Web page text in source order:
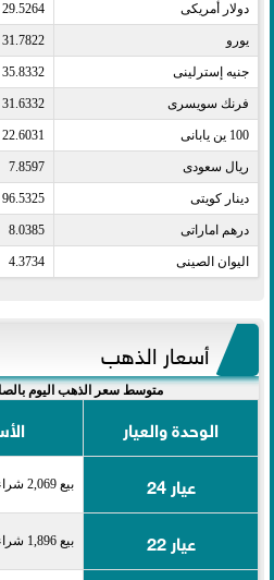
دولار أمريكى​ 29.5264
يورو​ 31.7822
جنيه إسترلينى​ 35.8332
فرنك سويسرى​ 31.6332
100 ين يابانى​ 22.6031
ريال سعودى​ 7.8597
دينار كويتى​ 96.5325
درهم اماراتى​ 8.0385
اليوان الصينى​ 4.3734
أسعار الذهب
متوسط سعر الذهب اليوم
الوحدة والعيار
عيار 24
بيع 2,069 شراء 2,114
عيار 22 بيع 1,896 شراء 1,938